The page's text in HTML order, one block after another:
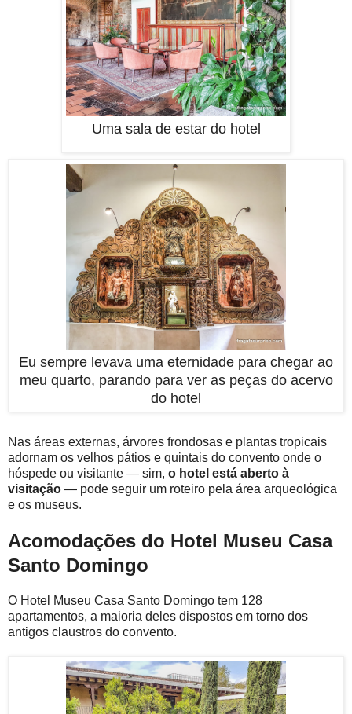
Uma sala de estar do hotel
Eu sempre levava uma eternidade para chegar ao
meu quarto, parando para ver as peças do acervo
do hotel
Nas áreas externas, árvores frondosas e plantas tropicais
adornam os velhos pátios e quintais do convento onde o
hóspede ou visitante — sim, o hotel está aberto à
visitação — pode seguir um roteiro pela área arqueológica
e os museus.
Acomodações do Hotel Museu Casa
Santo Domingo
O Hotel Museu Casa Santo Domingo tem 128
apartamentos, a maioria deles dispostos em torno dos
antigos claustros do convento.